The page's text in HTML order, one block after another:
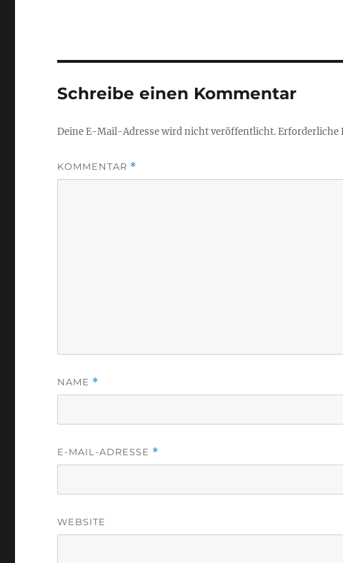
Schreibe einen Kommentar
Deine E-Mail-Adresse wird nicht veröffentlicht.Erforderliche
KOMMENTAR *
NAME *
E-MAIL-ADRESSE *
WEBSITE